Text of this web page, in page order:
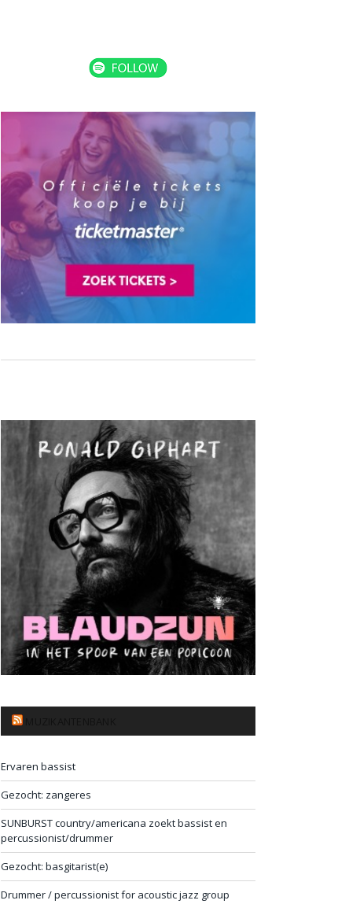
Ervaren bassist
Gezocht: zangeres
SUNBURST country/americana zoekt bassist en
percussionist/drummer
Gezocht: basgitarist(e)
Drummer / percussionist for acoustic jazz group